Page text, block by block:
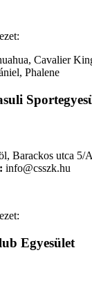
Cavalier
Phalene
Barackos utca
info@csszk.hu
Egyesület